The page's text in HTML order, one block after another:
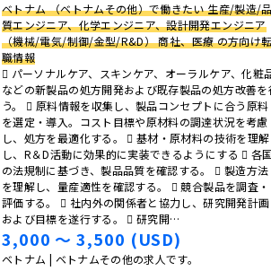
ベトナム （ベトナムその他）で働きたい 生産/製造/
質エンジニア、化学エンジニア、設計開発エンジニア
（機械/電気/制御/金型/R&D） 商社、医療 の方向け転
職情報
 パーソナルケア、スキンケア、オーラルケア、化粧
などの新製品の処方開発および既存製品の処方改善を
う。  原料情報を収集し、製品コンセプトに合う原料
を選定・導入。コスト目標や原材料の調達状況を考慮
し、処方を最適化する。  基材・原材料の技術を理解
し、R＆D活動に効果的に実装できるようにする  各
の法規制に基づき、製品品質を確認する。  製造方法
を理解し、量産適性を確認する。  競合製品を調査・
評価する。  社内外の関係者と協力し、研究開発計画
および目標を遂行する。  研究開…
3,000 〜 3,500 (USD)
ベトナム | ベトナムその他の求人です。